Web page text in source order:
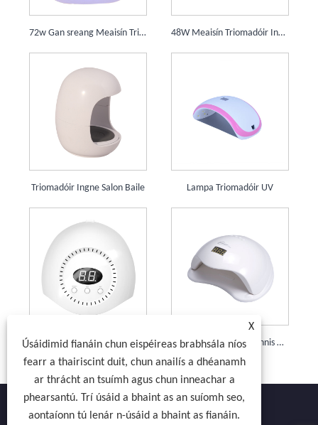
72w Gan sreang Meaisín Triomadóir Glóthach Ingne UV stiúir 48W Meaisín Triomadóir Ingne UV 24 Soilse Curing Lampa
Triomadóir Ingne Salon Baile Lampa Triomadóir UV
24W Glóthach Triomadóir Ingne Lampa Curing Meaisín UV LED 15 stiúir 48W SUN5 ingne Polainnis UV TRIOMADÓIR Solais 36 LED Glóthach Ealaín Ingne Lampa Curing Flash
X
Úsáidimid fianáin chun eispéireas brabhsála níos
fearr a thairiscint duit, chun anailís a dhéanamh
ar thrácht an tsuímh agus chun inneachar a
phearsantú. Trí úsáid a bhaint as an suíomh seo,
aontaíonn tú lenár n-úsáid a bhaint as fianáin.